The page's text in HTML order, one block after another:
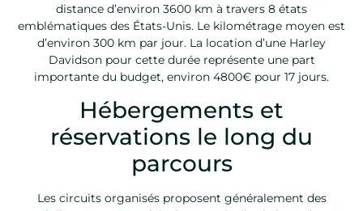
distance d’environ 3600 km à travers 8 états
emblématiques des États-Unis. Le kilométrage moyen est
d’environ 300 km par jour. La location d’une Harley
Davidson pour cette durée représente une part
importante du budget, environ 4800€ pour 17 jours.
Hébergements et
réservations le long du
parcours
Les circuits organisés proposent généralement des